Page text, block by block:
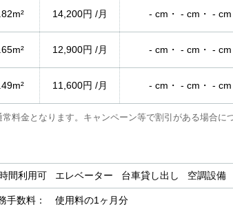
14,200円 /月 - cm・ - cm・ - cm
12,900円 /月 - cm・ - cm・ - cm
11,600円 /月 - cm・ - cm・ - cm
料金となります。キャンペーン等で割引がある場合に
間利用可 エレベーター 台車貸し出し 空調設
手数料： 使用料の1ヶ月分